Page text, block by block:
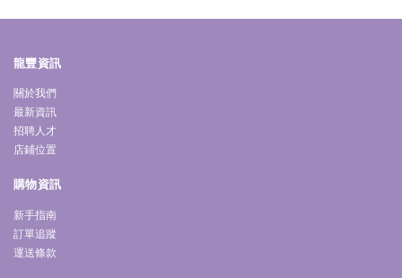
龍豐資訊
關於我們
最新資訊
招聘人才
店鋪位置
購物資訊
新手指南
訂單追蹤
運送條款